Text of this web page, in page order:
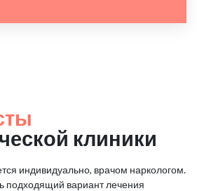
клиники
индивидуально, врачом наркологом.
вариант лечения